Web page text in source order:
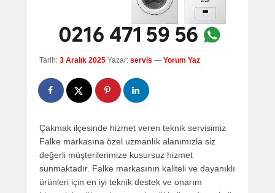
Tarih: 3 Aralık 2025 Yazar: servis — Yorum Yaz
Çakmak ilçesinde hizmet veren teknik servisimiz
Falke markasına özel uzmanlık alanımızla siz
değerli müşterilerimize kusursuz hizmet
sunmaktadır. Falke markasının kaliteli ve dayanıklı
ürünleri için en iyi teknik destek ve onarım